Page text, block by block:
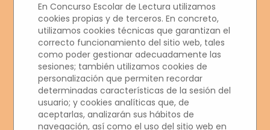
CONCURSO ESCOLAR DE
LECTURA Y ESCRITURA
2020/2021
En Concurso Escolar de Lectura utilizamos
cookies propias y de terceros. En concreto,
utilizamos cookies técnicas que garantizan el
correcto funcionamiento del sitio web, tales
como poder gestionar adecuadamente las
sesiones; también utilizamos cookies de
personalización que permiten recordar
determinadas características de la sesión del
usuario; y cookies analíticas que, de
aceptarlas, analizarán sus hábitos de
navegación, así como el uso del sitio web en